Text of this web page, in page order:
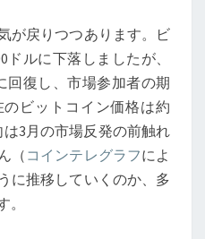
復
と
市
場
の
期
待：
技
が戻りつつあります。ビ
ルに下落しましたが、
回復し、市場参加者の期
ビットコイン価格は約
は3月の市場反発の前触れ
（ コインテレグラフによ
に推移していくのか、多